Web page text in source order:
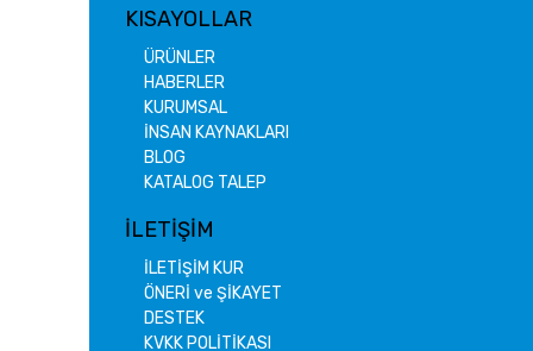
KISAYOLLAR
ÜRÜNLER
HABERLER
KURUMSAL
İNSAN KAYNAKLARI
BLOG
KATALOG TALEP
İLETİŞİM
İLETİŞİM KUR
ÖNERİ ve ŞİKAYET
DESTEK
KVKK POLİTİKASI